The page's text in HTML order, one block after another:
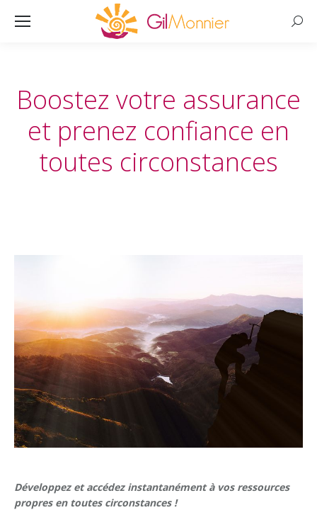
Boostez votre assurance
et prenez confiance en
toutes circonstances
Développez et accédez instantanément à vos ressources
propres en toutes circonstances !